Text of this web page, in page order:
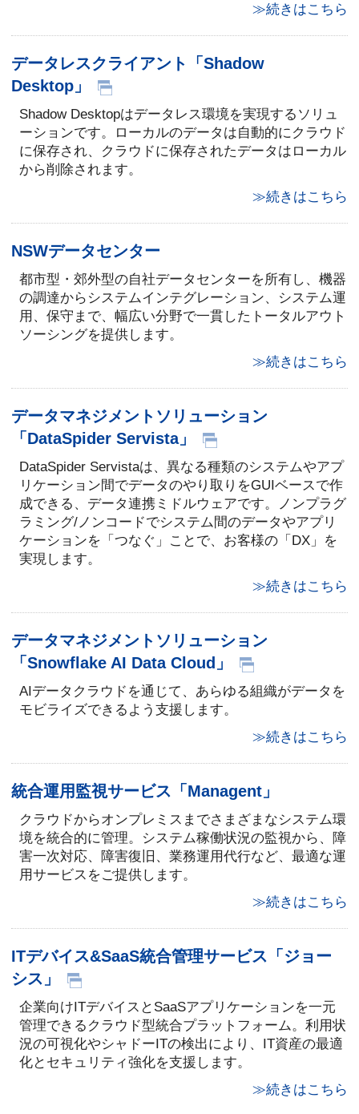
≫続きはこちら
データレスクライアント「Shadow
Desktop」
Shadow Desktopはデータレス環境を実現するソリュ
ーションです。ローカルのデータは自動的にクラウド
に保存され、クラウドに保存されたデータはローカル
から削除されます。
≫続きはこちら
NSWデータセンター
都市型・郊外型の自社データセンターを所有し、機器
の調達からシステムインテグレーション、システム運
用、保守まで、幅広い分野で一貫したトータルアウト
ソーシングを提供します。
≫続きはこちら
データマネジメントソリューション
「DataSpider Servista」
DataSpider Servistaは、異なる種類のシステムやアプ
リケーション間でデータのやり取りをGUIベースで作
成できる、データ連携ミドルウェアです。ノンプラグ
ラミング/ノンコードでシステム間のデータやアプリ
ケーションを「つなぐ」ことで、お客様の「DX」を
実現します。
≫続きはこちら
データマネジメントソリューション
「Snowflake AI Data Cloud」
AIデータクラウドを通じて、あらゆる組織がデータを
モビライズできるよう支援します。
≫続きはこちら
統合運用監視サービス「Managent」
クラウドからオンプレミスまでさまざまなシステム環
境を統合的に管理。システム稼働状況の監視から、障
害一次対応、障害復旧、業務運用代行など、最適な運
用サービスをご提供します。
≫続きはこちら
ITデバイス&SaaS統合管理サービス「ジョー
シス」
企業向けITデバイスとSaaSアプリケーションを一元
管理できるクラウド型統合プラットフォーム。利用状
況の可視化やシャドーITの検出により、IT資産の最適
化とセキュリティ強化を支援します。
≫続きはこちら